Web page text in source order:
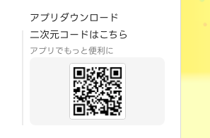
アプリダウンロード
二次元コードはこちら
アプリでもっと便利に